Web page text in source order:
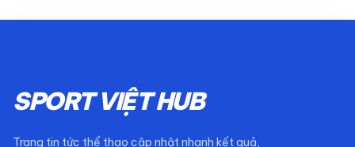
SPORT VIỆT HUB
Trang tin tức thể thao cập nhật nhanh kết quả,